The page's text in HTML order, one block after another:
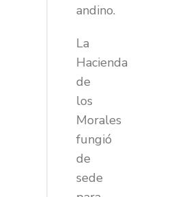
andino.
La
Hacienda
de
los
Morales
fungió
de
sede